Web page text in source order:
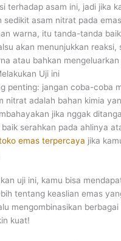
terhadap asam ini, jadi jika
sedikit asam nitrat pada
warna, itu tanda-tanda
akan menunjukkan reaksi,
atau bahkan
Uji ini
penting: jangan coba-coba
nitrat adalah bahan kimia
jika nggak
baik serahkan pada ahlinya
emas terpercaya jika
uji ini, kamu bisa
tentang keaslian emas
mengombinasikan
kuat!